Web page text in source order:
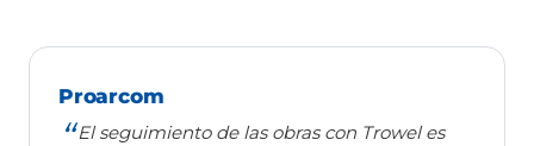
Proarcom
El seguimiento de las obras con Trowel es